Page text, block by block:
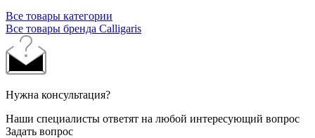
Все товары категории
Все товары бренда Calligaris
Нужна консультация?
Наши специалисты ответят на любой интересующий вопрос
Задать вопрос